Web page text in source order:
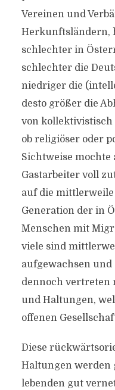
Vereinen und
Herkunftsländern,
schlechter in
schlechter die
niedriger die
desto größer die
von
ob religiöser oder
Sichtweise mochte
Gastarbeiter voll
auf die
Generation der in
Menschen mit
viele sind
aufgewachsen
dennoch vertreten
und Haltungen,
offenen
Diese
Haltungen werden
lebenden gut